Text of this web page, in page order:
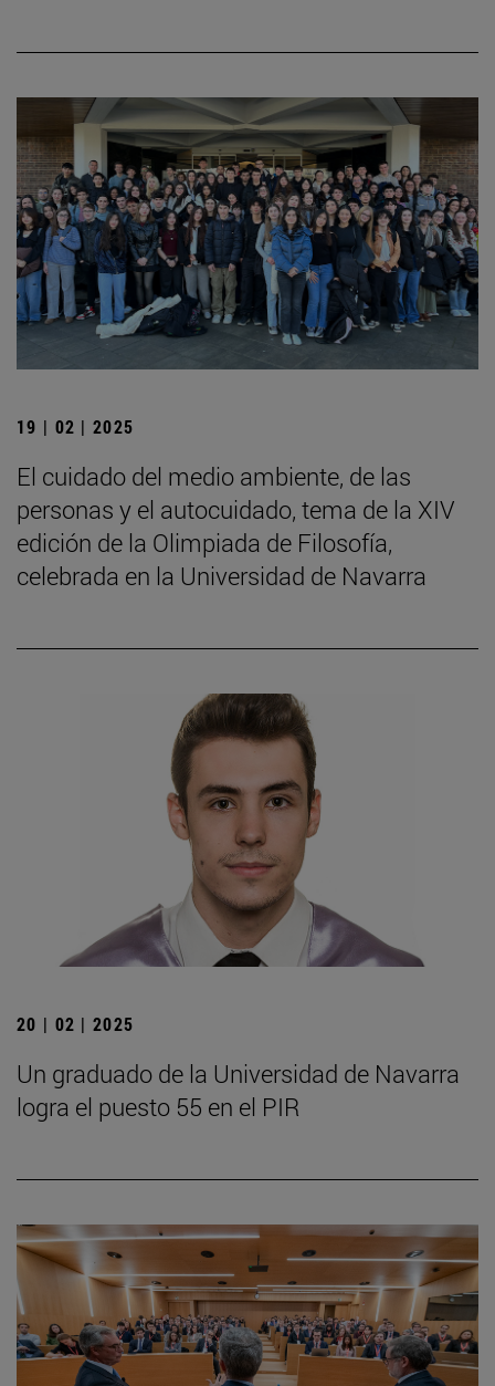
19 | 02 | 2025
El cuidado del medio ambiente, de las
personas y el autocuidado, tema de la XIV
edición de la Olimpiada de Filosofía,
celebrada en la Universidad de Navarra
20 | 02 | 2025
Un graduado de la Universidad de Navarra
logra el puesto 55 en el PIR